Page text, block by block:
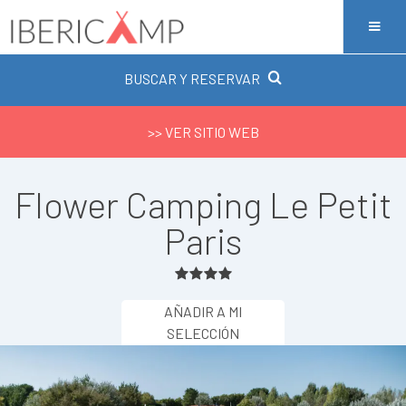
BUSCAR Y RESERVAR
>> VER SITIO WEB
Flower Camping Le Petit
Paris
AÑADIR A MI
SELECCIÓN